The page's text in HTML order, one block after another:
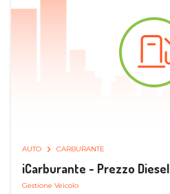
AUTO CARBURANTE
iCarburante - Prezzo Diesel
Gestione Veicolo